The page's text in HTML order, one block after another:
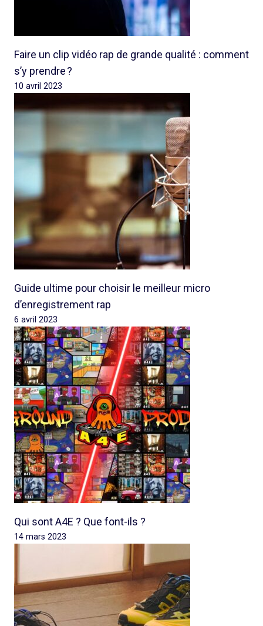
Faire un clip vidéo rap de grande qualité : comment
s’y prendre ?
10 avril 2023
Guide ultime pour choisir le meilleur micro
d’enregistrement rap
6 avril 2023
Qui sont A4E ? Que font-ils ?
14 mars 2023